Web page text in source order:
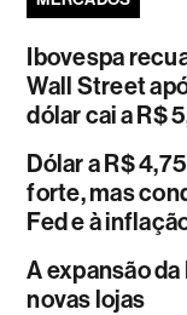
Ibovespa
Wall Street
dólar cai a R$
Dólar a R$
forte, mas
Fed e à
A expansão
novas lojas